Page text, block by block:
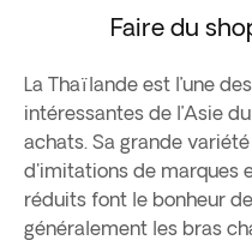
Faire du
La Thaïlande est l’une
intéressantes de l’Asie
achats. Sa grande
d'imitations de marques
réduits font le bonheur
généralement les bras